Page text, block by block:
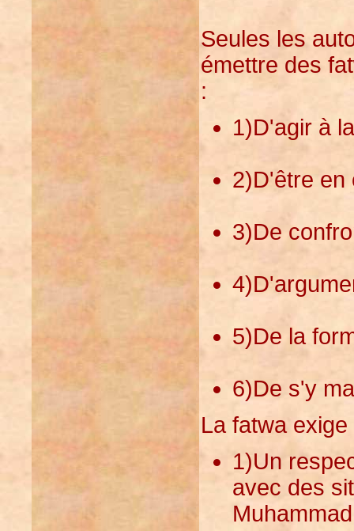
Seules les
émettre des
:
1)D'agir à
2)D'être en
3)De
5)De la
6)De s'y
La fatwa
1)Un
avec des